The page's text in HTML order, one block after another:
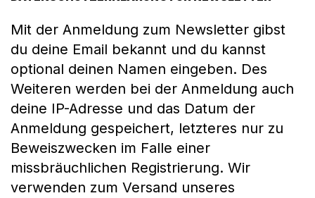
Mit der Anmeldung zum Newsletter gibst
du deine Email bekannt und du kannst
optional deinen Namen eingeben. Des
Weiteren werden bei der Anmeldung auch
deine IP-Adresse und das Datum der
Anmeldung gespeichert, letzteres nur zu
Beweiszwecken im Falle einer
missbräuchlichen Registrierung. Wir
verwenden zum Versand unseres